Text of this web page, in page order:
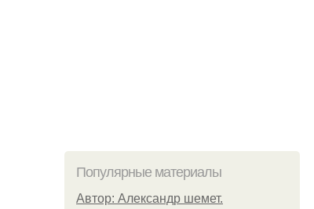
Популярные материалы
Автор: Александр шемет.